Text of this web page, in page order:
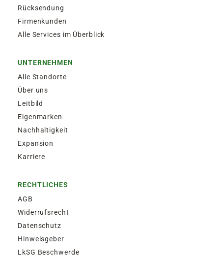
Rücksendung
Firmenkunden
Alle Services im Überblick
UNTERNEHMEN
Alle Standorte
Über uns
Leitbild
Eigenmarken
Nachhaltigkeit
Expansion
Karriere
RECHTLICHES
AGB
Widerrufsrecht
Datenschutz
Hinweisgeber
LkSG Beschwerde